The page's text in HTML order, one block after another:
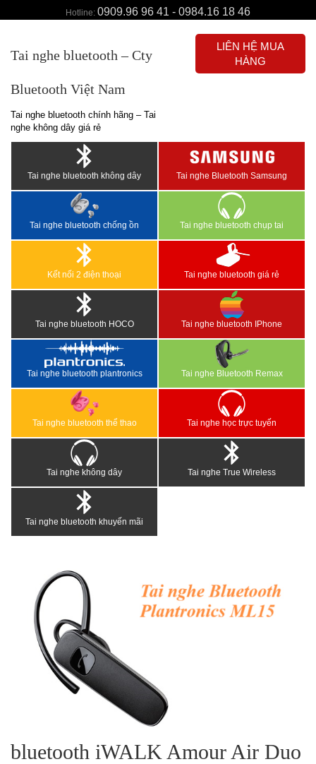
Hotline: 0909.96 96 41 - 0984.16 18 46
Tai nghe bluetooth – Cty
Bluetooth Việt Nam
Tai nghe bluetooth chính hãng – Tai
nghe không dây giá rẻ
LIÊN HỆ MUA
HÀNG
Tai nghe bluetooth không dây Tai nghe Bluetooth Samsung
Tai nghe bluetooth chống ồn Tai nghe bluetooth chụp tai
Kết nối 2 điện thoại Tai nghe bluetooth giá rẻ
Tai nghe bluetooth HOCO Tai nghe bluetooth IPhone
Tai nghe bluetooth plantronics Tai nghe Bluetooth Remax
Tai nghe bluetooth thể thao Tai nghe học trực tuyến
Tai nghe không dây Tai nghe True Wireless
Tai nghe bluetooth khuyến mãi
bluetooth iWALK Amour Air Duo